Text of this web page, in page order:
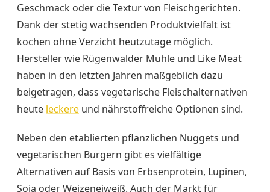
Geschmack oder die Textur von Fleischgerichten.
Dank der stetig wachsenden Produktvielfalt ist
kochen ohne Verzicht heutzutage möglich.
Hersteller wie Rügenwalder Mühle und Like Meat
haben in den letzten Jahren maßgeblich dazu
beigetragen, dass vegetarische Fleischalternativen
heute leckere und nährstoffreiche Optionen sind.
Neben den etablierten pflanzlichen Nuggets und
vegetarischen Burgern gibt es vielfältige
Alternativen auf Basis von Erbsenprotein, Lupinen,
Soja oder Weizeneiweiß. Auch der Markt für